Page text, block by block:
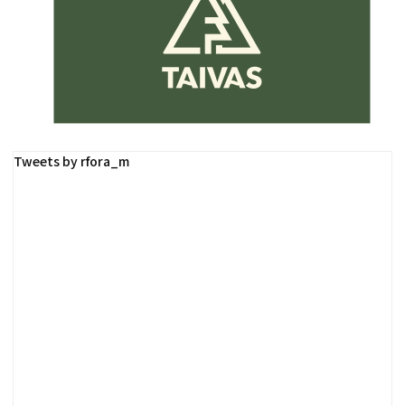
Tweets by rfora_m